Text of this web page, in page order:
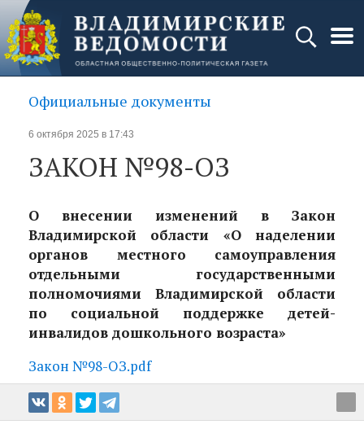
Официальные документы
6 октября 2025 в 17:43
ЗАКОН №98-ОЗ
О внесении изменений в Закон
Владимирской области «О наделении
органов местного самоуправления
отдельными государственными
полномочиями Владимирской области
по социальной поддержке детей-
инвалидов дошкольного возраста»
Закон №98-ОЗ.pdf